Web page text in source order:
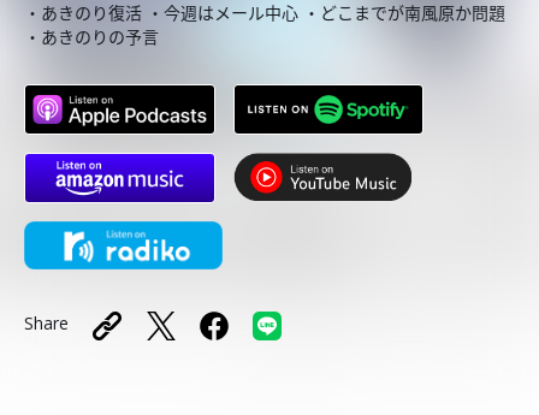
・あきのり復活 ・今週はメール中心 ・どこまでが南風原か問題
・あきのりの予言
Share